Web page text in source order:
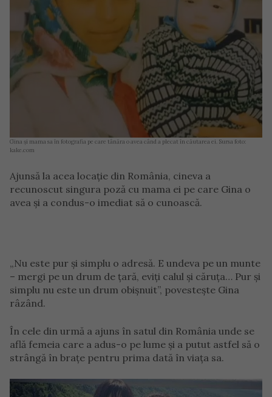
Gina și mama sa în fotografia pe care tânăra o avea când a plecat în căutarea ei. Sursa foto:
kake.com
Ajunsă la acea locație din România, cineva a
recunoscut singura poză cu mama ei pe care Gina o
avea și a condus-o imediat să o cunoască.
„Nu este pur și simplu o adresă. E undeva pe un munte
– mergi pe un drum de țară, eviți calul și căruța… Pur și
simplu nu este un drum obișnuit”, povestește Gina
râzând.
În cele din urmă a ajuns în satul din România unde se
află femeia care a adus-o pe lume și a putut astfel să o
strângă în brațe pentru prima dată în viața sa.